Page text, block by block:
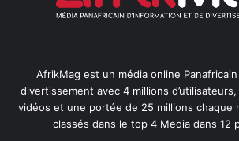
AfrikMag est un média online
divertissement avec 4 millions
vidéos et une portée de 25 millions chaque
classés dans le top 4 Media dans 12